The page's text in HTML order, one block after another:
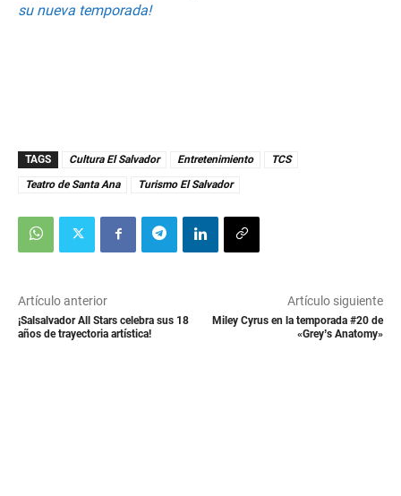
su nueva temporada!
TAGS Cultura El Salvador Entretenimiento
TCS
Teatro de Santa Ana
Turismo El Salvador
Artículo anterior
¡Salsalvador All Stars celebra sus 18
años de trayectoria artística!
Artículo siguiente
Miley Cyrus en la temporada #20 de
«Grey’s Anatomy»